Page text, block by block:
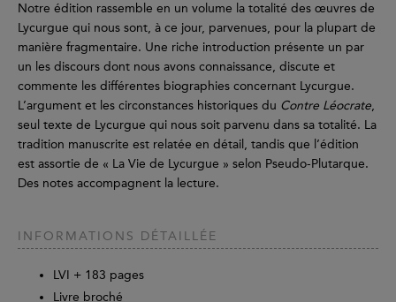
Notre édition rassemble en un volume la totalité des œuvres de
Lycurgue qui nous sont, à ce jour, parvenues, pour la plupart de
manière fragmentaire. Une riche introduction présente un par
un les discours dont nous avons connaissance, discute et
commente les différentes biographies concernant Lycurgue.
L’argument et les circonstances historiques du Contre Léocrate,
seul texte de Lycurgue qui nous soit parvenu dans sa totalité. La
tradition manuscrite est relatée en détail, tandis que l’édition
est assortie de « La Vie de Lycurgue » selon Pseudo-Plutarque.
Des notes accompagnent la lecture.
INFORMATIONS DÉTAILLÉE
LVI + 183 pages
Livre broché